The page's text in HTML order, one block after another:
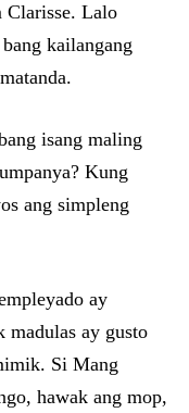
Clarisse. Lalo
kailangang
isang maling
Kung
ang simpleng
ay
madulas ay gusto
Si Mang
hawak ang mop,